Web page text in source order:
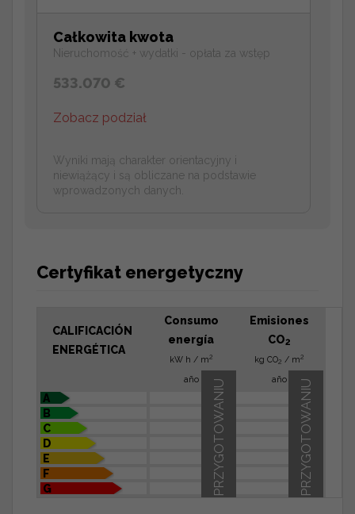
Całkowita kwota
Nieruchomość + wydatki - opłata za wstęp
533.070 €
Zobacz podział
Wyniki mają charakter orientacyjny i
niewiążący i są obliczane na podstawie
wprowadzonych danych.
Certyfikat energetyczny
CALIFICACIÓN
ENERGÉTICA
Consumo
energía
kW h / m2
año
Emisiones
CO2
kg CO2 / m2
año
A
B
C
D
E
F
G
W PRZYGOTOWANIU
W PRZYGOTOWANIU